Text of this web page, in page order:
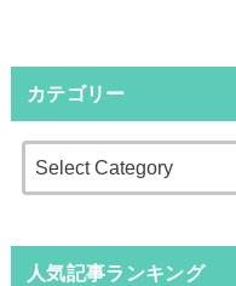
カテゴリー
人気記事ランキング